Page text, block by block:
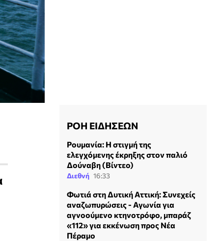
ΡΟΗ ΕΙΔΗΣΕΩΝ
Ρουμανία: Η στιγμή της
ελεγχόμενης έκρηξης στον παλιό
Δούναβη (Βίντεο)
Διεθνή 16:33
Φωτιά στη Δυτική Αττική: Συνεχείς
αναζωπυρώσεις - Αγωνία για
αγνοούμενο κτηνοτρόφο, μπαράζ
«112» για εκκένωση προς Νέα
Πέραμο